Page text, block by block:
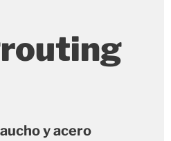
y acero